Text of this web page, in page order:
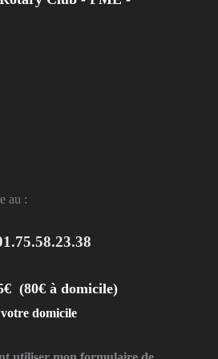
au :
(80€ à domicile)
votre domicile